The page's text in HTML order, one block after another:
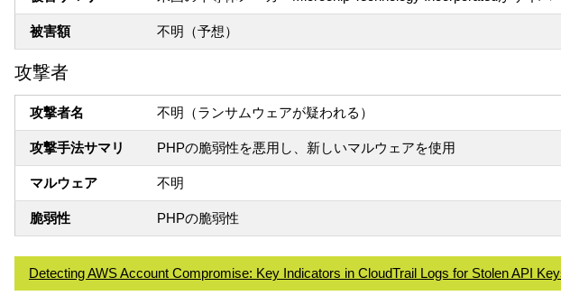
被害額 不明（予想）
攻撃者
攻撃者名 不明（ランサムウェアが疑われる）
攻撃手法サマリ PHPの脆弱性を悪用し、新しいマルウェアを使用
マルウェア 不明
脆弱性 PHPの脆弱性
Detecting AWS Account Compromise: Key Indicators in CloudTrail Logs for Stolen API